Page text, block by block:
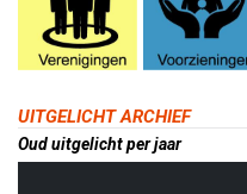
UITGELICHT ARCHIEF
Oud uitgelicht per jaar